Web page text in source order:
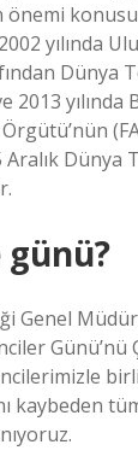
önemi
yılında
Dünya
2013
Dünya
günü?
Genel
Günü’nü
kaybeden